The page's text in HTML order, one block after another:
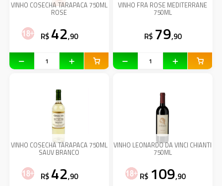
VINHO COSECHA TARAPACA 750ML
ROSE
R$ 42,90
VINHO FRA ROSE MEDITERRANE
750ML
R$ 79,90
VINHO COSECHA TARAPACA 750ML
SAUV BRANCO
R$ 42,90
VINHO LEONARDO DA VINCI CHIANTI
750ML
R$ 109,90